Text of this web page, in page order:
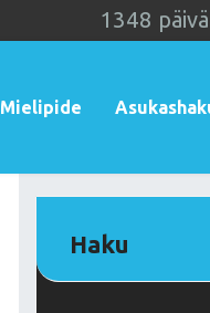
1 348
Mielipide
Haku